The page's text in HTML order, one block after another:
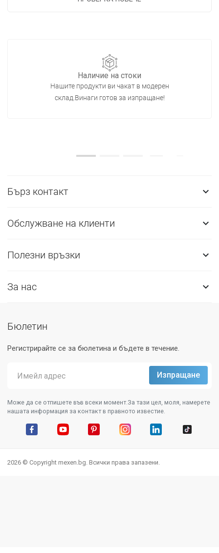
Наличие на стоки
Нашите продукти ви чакат в модерен
склад.Винаги готов за изпращане!
Бърз контакт 
Обслужване на клиенти 
Полезни връзки 
За нас 
Бюлетин
Регистрирайте се за бюлетина и бъдете в течение.
Може да се отпишете във всеки момент.За тази цел, моля, намерете
нашата информация за контакт в правното известие.
2026 © Copyright mexen.bg. Всички права запазени.